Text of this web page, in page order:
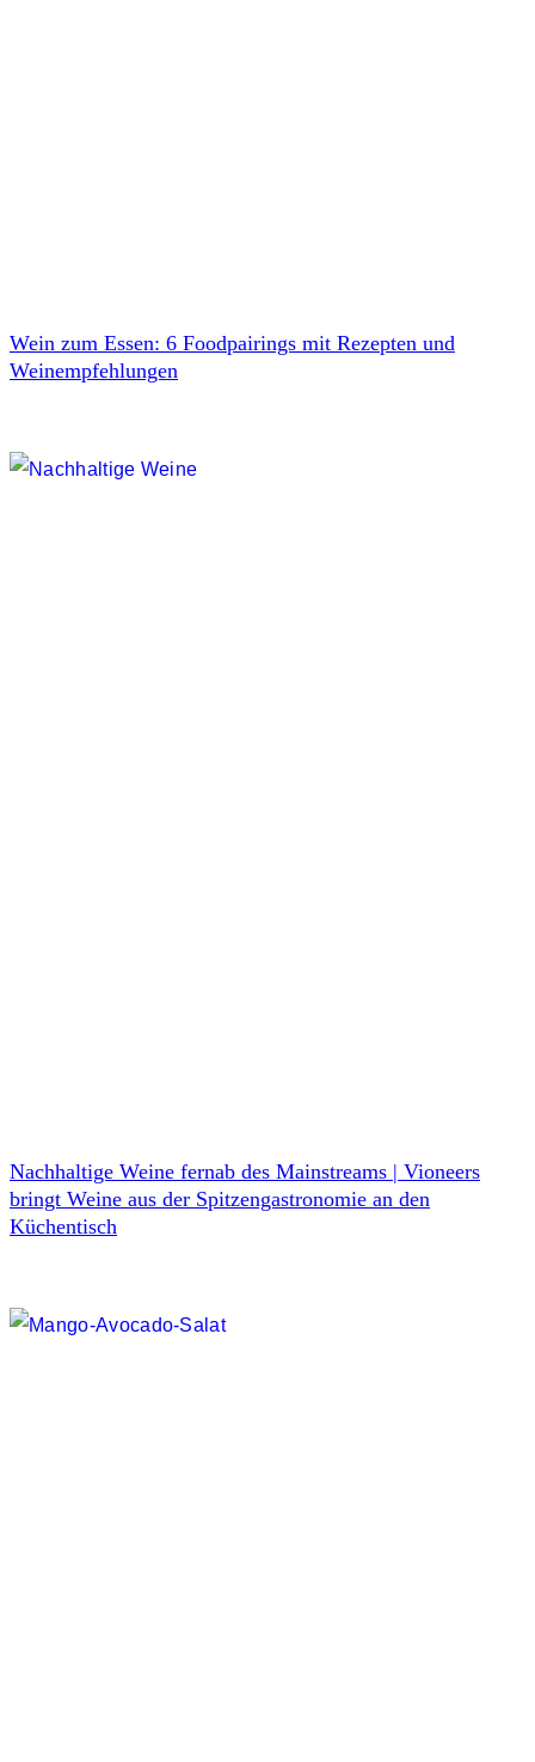
Wein zum Essen: 6 Foodpairings mit Rezepten und
Weinempfehlungen
Nachhaltige Weine fernab des Mainstreams | Vioneers
bringt Weine aus der Spitzengastronomie an den
Küchentisch